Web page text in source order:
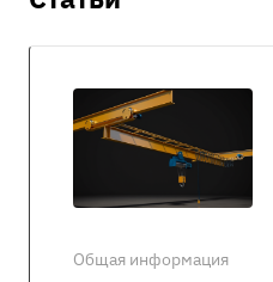
Общая информация